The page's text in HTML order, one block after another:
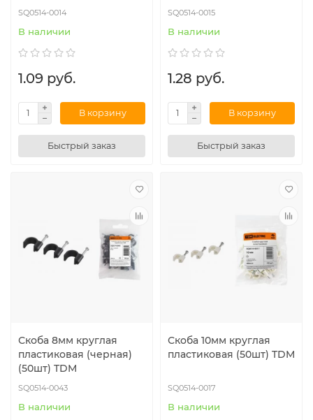
SQ0514-0014
В наличии
1.09 руб.
В корзину
Быстрый заказ
SQ0514-0015
В наличии
1.28 руб.
В корзину
Быстрый заказ
Скоба 8мм круглая
пластиковая (черная)
(50шт) TDM
SQ0514-0043
В наличии
Скоба 10мм круглая
пластиковая (50шт) TDM
SQ0514-0017
В наличии